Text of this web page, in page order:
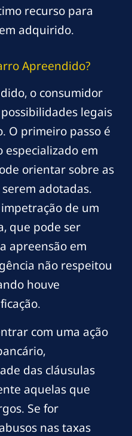
recurso para
adquirido.
Apreendido?
o consumidor
legais
O primeiro passo é
em
orientar sobre as
adotadas.
de um
que pode ser
apreensão em
não respeitou
houve
com uma ação
das cláusulas
aquelas que
Se for
nas taxas